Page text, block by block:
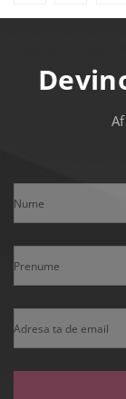
Nume
Prenume
Adresa ta de email